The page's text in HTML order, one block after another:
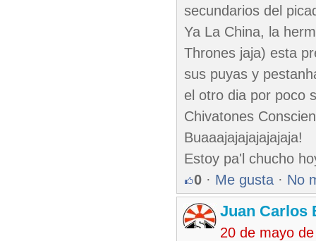
secundarios del
Ya La China, la
Thrones jaja) esta
sus puyas y
el otro dia por poco
Chivatones
Buaaajajajajajajaja!
Estoy pa'l chucho
0 · Me gusta · No
Juan Carlos
20 de mayo